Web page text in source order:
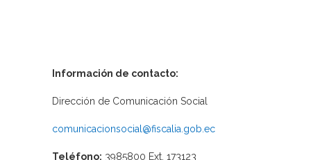
Información de contacto:
Dirección de Comunicación Social
comunicacionsocial@fiscalia.gob.ec
Teléfono: 3985800 Ext. 173123